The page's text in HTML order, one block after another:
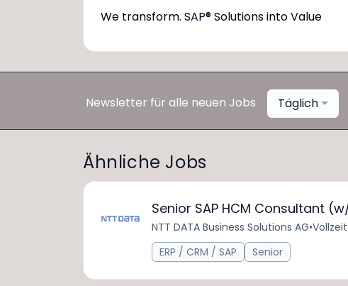
We transform. SAP® Solutions into Value
Newsletter für alle neuen Jobs Täglich
Ähnliche Jobs
Senior SAP HCM Consultant
NTT DATA Business Solutions AG•Vollzeit
ERP / CRM / SAP
Senior